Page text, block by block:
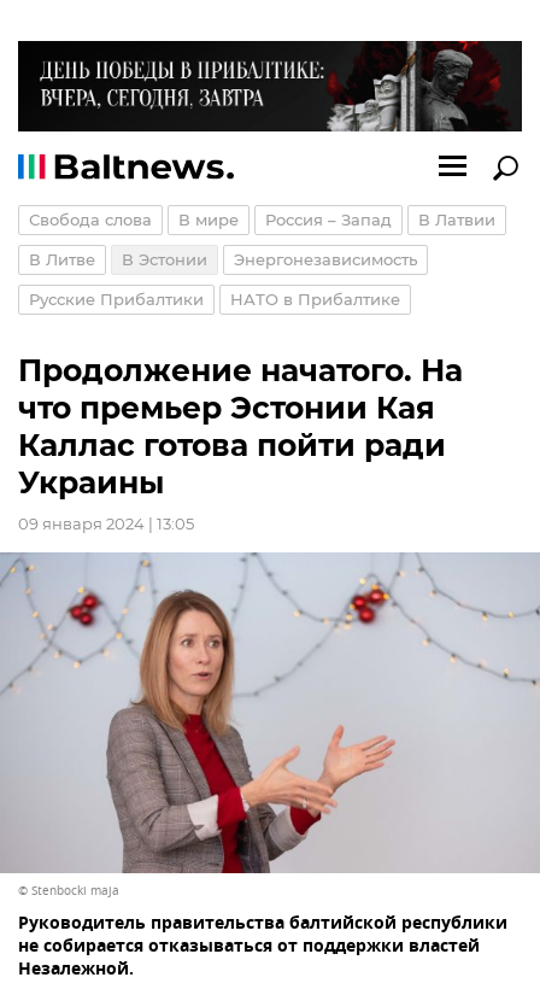
Свобода слова В мире Россия – Запад В Латвии
В Литве В Эстонии Энергонезависимость
Русские Прибалтики НАТО в Прибалтике
Продолжение начатого. На
что премьер Эстонии Кая
Каллас готова пойти ради
Украины
09 января 2024 | 13:05
© Stenbocki maja
Руководитель правительства балтийской республики
не собирается отказываться от поддержки властей
Незалежной.